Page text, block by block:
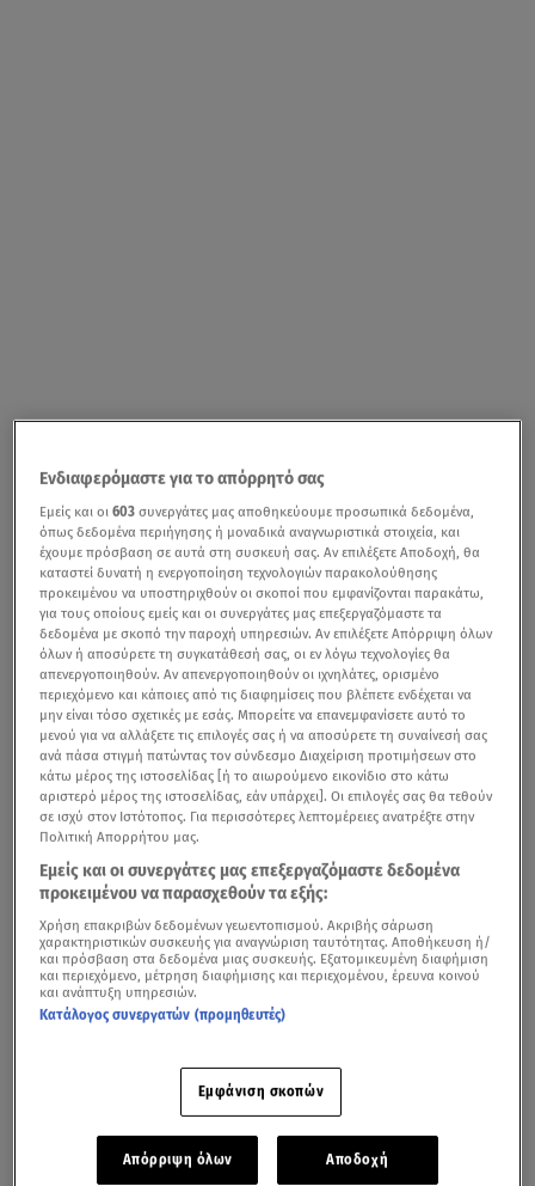
Ενδιαφερόμαστε για το απόρρητό σας
Εμείς και οι603 συνεργάτες μας αποθηκεύουμε προσωπικά δεδομένα,
όπως δεδομένα περιήγησης ή μοναδικά αναγνωριστικά στοιχεία, και
έχουμε πρόσβαση σε αυτά στη συσκευή σας. Αν επιλέξετε Αποδοχή, θα
καταστεί δυνατή η ενεργοποίηση τεχνολογιών παρακολούθησης
προκειμένου να υποστηριχθούν οι σκοποί που εμφανίζονται παρακάτω,
για τους οποίους εμείς και οι συνεργάτες μας επεξεργαζόμαστε τα
δεδομένα με σκοπό την παροχή υπηρεσιών. Αν επιλέξετε Απόρριψη όλων
όλων ή αποσύρετε τη συγκατάθεσή σας, οι εν λόγω τεχνολογίες θα
απενεργοποιηθούν. Αν απενεργοποιηθούν οι ιχνηλάτες, ορισμένο
περιεχόμενο και κάποιες από τις διαφημίσεις που βλέπετε ενδέχεται να
μην είναι τόσο σχετικές με εσάς. Μπορείτε να επανεμφανίσετε αυτό το
μενού για να αλλάξετε τις επιλογές σας ή να αποσύρετε τη συναίνεσή σας
ανά πάσα στιγμή πατώντας τον σύνδεσμο Διαχείριση προτιμήσεων στο
κάτω μέρος της ιστοσελίδας [ή το αιωρούμενο εικονίδιο στο κάτω
αριστερό μέρος της ιστοσελίδας, εάν υπάρχει]. Οι επιλογές σας θα τεθούν
σε ισχύ στον Ιστότοπος. Για περισσότερες λεπτομέρειες ανατρέξτε στην
Πολιτική Απορρήτου μας.
Εμείς και οι συνεργάτες μας επεξεργαζόμαστε δεδομένα
προκειμένου να παρασχεθούν τα εξής:
Χρήση επακριβών δεδομένων γεωεντοπισμού. Ακριβής σάρωση
χαρακτηριστικών συσκευής για αναγνώριση ταυτότητας. Αποθήκευση ή/
και πρόσβαση στα δεδομένα μιας συσκευής. Εξατομικευμένη διαφήμιση
και περιεχόμενο, μέτρηση διαφήμισης και περιεχομένου, έρευνα κοινού
και ανάπτυξη υπηρεσιών.
Κατάλογος συνεργατών (προμηθευτές)
Εμφάνιση σκοπών
Απόρριψη όλων Αποδοχή